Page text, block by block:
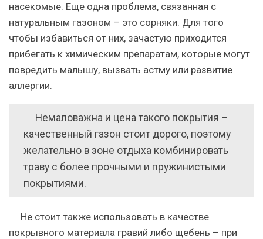
насекомые. Еще одна проблема, связанная с
натуральным газоном – это сорняки. Для того
чтобы избавиться от них, зачастую приходится
прибегать к химическим препаратам, которые могут
повредить малышу, вызвать астму или развитие
аллергии.
Немаловажна и цена такого покрытия –
качественный газон стоит дорого, поэтому
желательно в зоне отдыха комбинировать
траву с более прочными и пружинистыми
покрытиями.
Не стоит также использовать в качестве
покрывного материала гравий либо щебень – при